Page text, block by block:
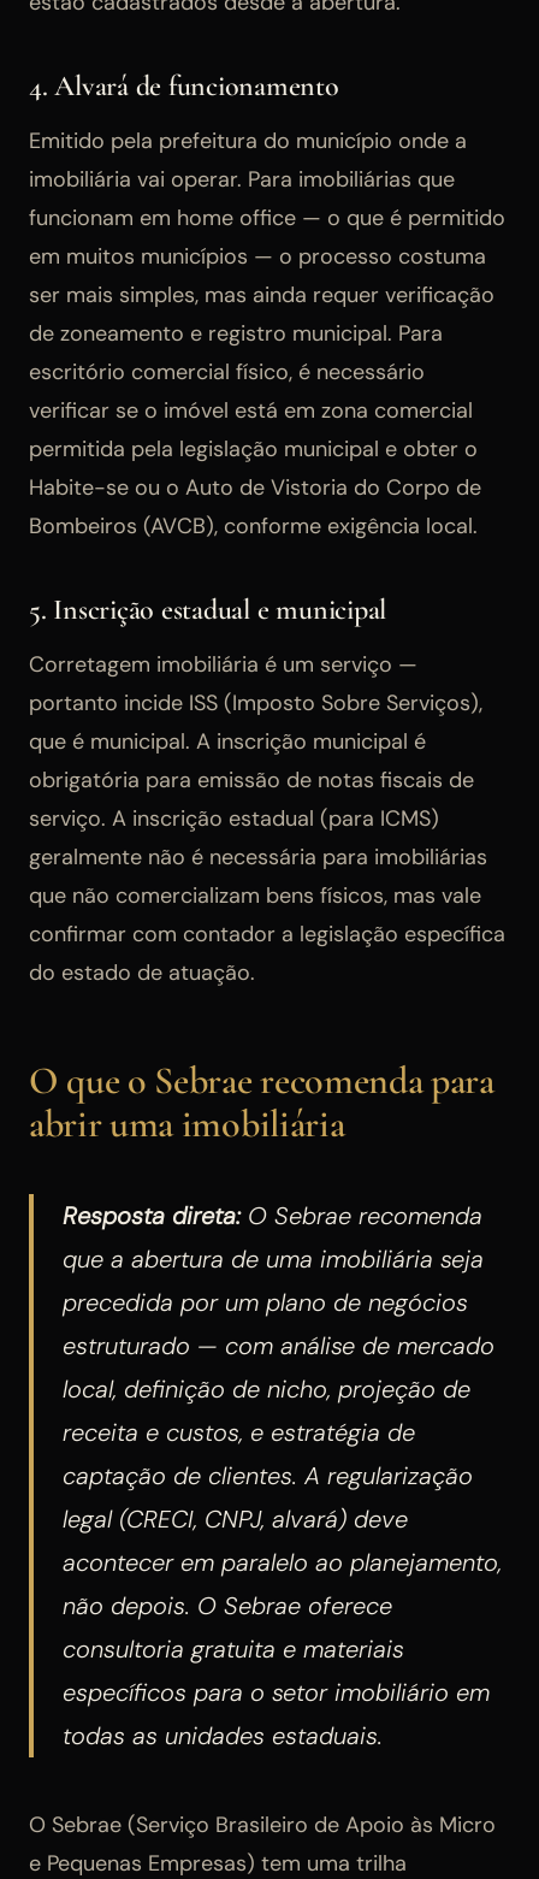
4. Alvará de funcionamento
Emitido pela prefeitura do município onde a
imobiliária vai operar. Para imobiliárias que
funcionam em home office — o que é permitido
em muitos municípios — o processo costuma
ser mais simples, mas ainda requer verificação
de zoneamento e registro municipal. Para
escritório comercial físico, é necessário
verificar se o imóvel está em zona comercial
permitida pela legislação municipal e obter o
Habite-se ou o Auto de Vistoria do Corpo de
Bombeiros (AVCB), conforme exigência local.
5. Inscrição estadual e municipal
Corretagem imobiliária é um serviço —
portanto incide ISS (Imposto Sobre Serviços),
que é municipal. A inscrição municipal é
obrigatória para emissão de notas fiscais de
serviço. A inscrição estadual (para ICMS)
geralmente não é necessária para imobiliárias
que não comercializam bens físicos, mas vale
confirmar com contador a legislação específica
do estado de atuação.
O que o Sebrae recomenda para
abrir uma imobiliária
Resposta direta:O Sebrae recomenda
que a abertura de uma imobiliária seja
precedida por um plano de negócios
estruturado — com análise de mercado
local, definição de nicho, projeção de
receita e custos, e estratégia de
captação de clientes. A regularização
legal (CRECI, CNPJ, alvará) deve
acontecer em paralelo ao planejamento,
não depois. O Sebrae oferece
consultoria gratuita e materiais
específicos para o setor imobiliário em
todas as unidades estaduais.
O Sebrae (Serviço Brasileiro de Apoio às Micro
e Pequenas Empresas) tem uma trilha